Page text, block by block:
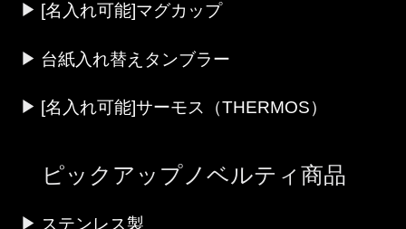
[名入れ可能]マグカップ
台紙入れ替えタンブラー
[名入れ可能]サーモス（THERMOS）
ピックアップノベルティ商品
ステンレス製